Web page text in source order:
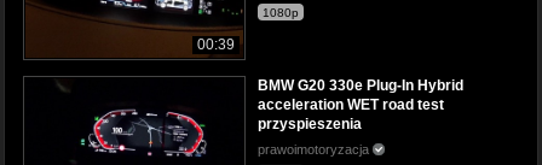
00:39
1080p
BMW G20 330e Plug-In Hybrid
acceleration WET road test
przyspieszenia
prawoimotoryzacja